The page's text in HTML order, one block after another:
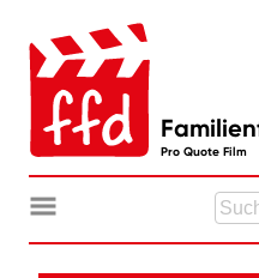
Inhalt
springen
Pro Quote Film